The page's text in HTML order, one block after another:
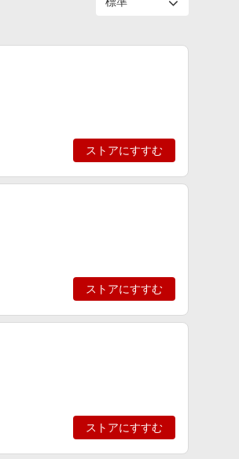
ストアにすすむ
ストアにすすむ
ストアにすすむ